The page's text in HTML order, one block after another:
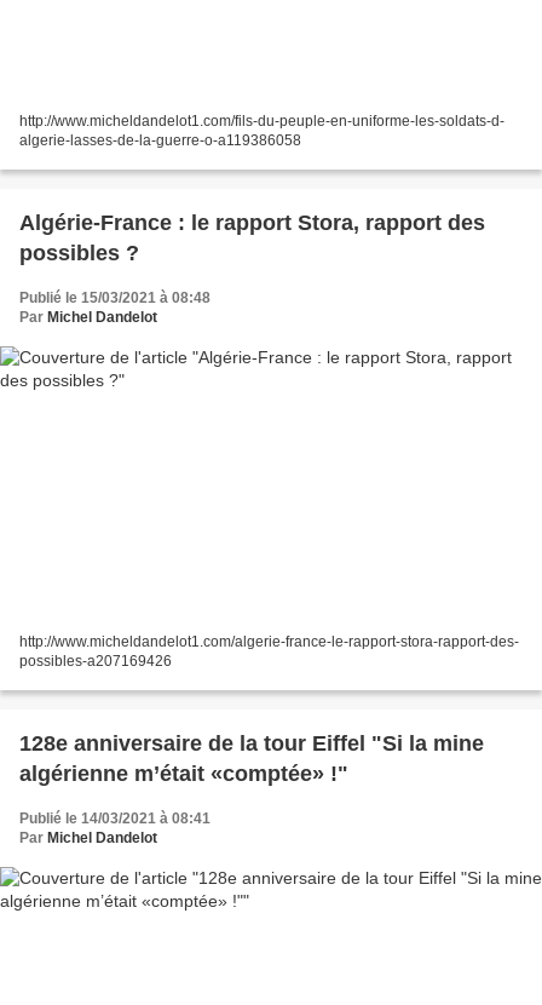
http://www.micheldandelot1.com/fils-du-peuple-en-uniforme-les-soldats-d-
algerie-lasses-de-la-guerre-o-a119386058
Algérie-France : le rapport Stora, rapport des
possibles ?
Publié le 15/03/2021 à 08:48
Par Michel Dandelot
http://www.micheldandelot1.com/algerie-france-le-rapport-stora-rapport-des-
possibles-a207169426
128e anniversaire de la tour Eiffel "Si la mine
algérienne m’était «comptée» !"
Publié le 14/03/2021 à 08:41
Par Michel Dandelot